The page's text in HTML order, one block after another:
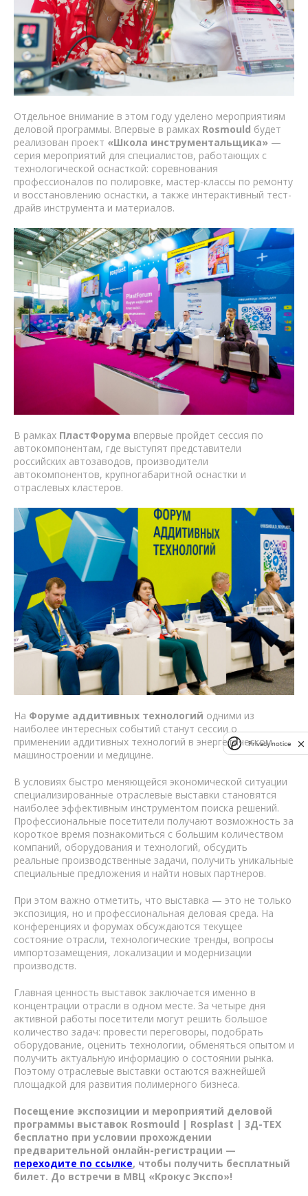
Отдельное внимание в этом году уделено мероприятиям
деловой программы. Впервые в рамках Rosmould будет
реализован проект «Школа инструментальщика» —
серия мероприятий для специалистов, работающих с
технологической оснасткой: соревнования
профессионалов по полировке, мастер-классы по ремонту
и восстановлению оснастки, а также интерактивный тест-
драйв инструмента и материалов.
В рамках ПластФорума впервые пройдет сессия по
автокомпонентам, где выступят представители
российских автозаводов, производители
автокомпонентов, крупногабаритной оснастки и
отраслевых кластеров.
На Форуме аддитивных технологий одними из
наиболее интересных событий станут сессии о
применении аддитивных технологий в энергетическом
машиностроении и медицине.
В условиях быстро меняющейся экономической ситуации
специализированные отраслевые выставки становятся
наиболее эффективным инструментом поиска решений.
Профессиональные посетители получают возможность за
короткое время познакомиться с большим количеством
компаний, оборудования и технологий, обсудить
реальные производственные задачи, получить уникальные
специальные предложения и найти новых партнеров.
При этом важно отметить, что выставка — это не только
экспозиция, но и профессиональная деловая среда. На
конференциях и форумах обсуждаются текущее
состояние отрасли, технологические тренды, вопросы
импортозамещения, локализации и модернизации
производств.
Главная ценность выставок заключается именно в
концентрации отрасли в одном месте. За четыре дня
активной работы посетители могут решить большое
количество задач: провести переговоры, подобрать
оборудование, оценить технологии, обменяться опытом и
получить актуальную информацию о состоянии рынка.
Поэтому отраслевые выставки остаются важнейшей
площадкой для развития полимерного бизнеса.
Посещение экспозиции и мероприятий деловой
программы выставок Rosmould | Rosplast | 3Д-ТЕХ
бесплатно при условии прохождении
предварительной онлайн-регистрации —
переходите по ссылке, чтобы получить бесплатный
билет. До встречи в МВЦ «Крокус Экспо»!
Privacy notice